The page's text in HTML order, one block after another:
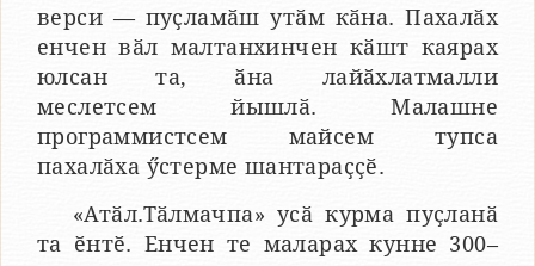
верси — пуҫламӑш утӑм кӑна. Пахалӑх
енчен вӑл малтанхинчен кӑшт каярах
юлсан та, ӑна лайӑхлатмалли
меслетсем йышлӑ. Малашне
программистсем майсем тупса
пахалӑха ӳстерме шантараҫҫӗ.
«Атӑл.Тӑлмачпа» усӑ курма пуҫланӑ
та ӗнтӗ. Енчен те маларах кунне 300–